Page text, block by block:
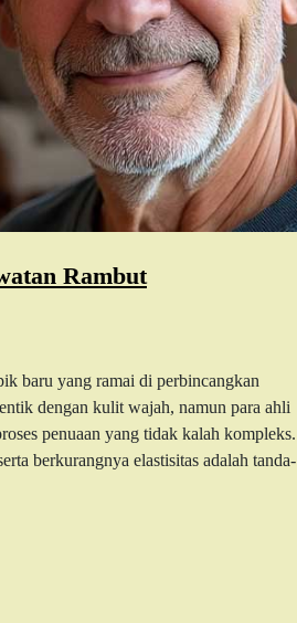
Rambut
baru yang ramai di perbincangkan
dengan kulit wajah, namun para ahli
penuaan yang tidak kalah kompleks.
berkurangnya elastisitas adalah tanda-